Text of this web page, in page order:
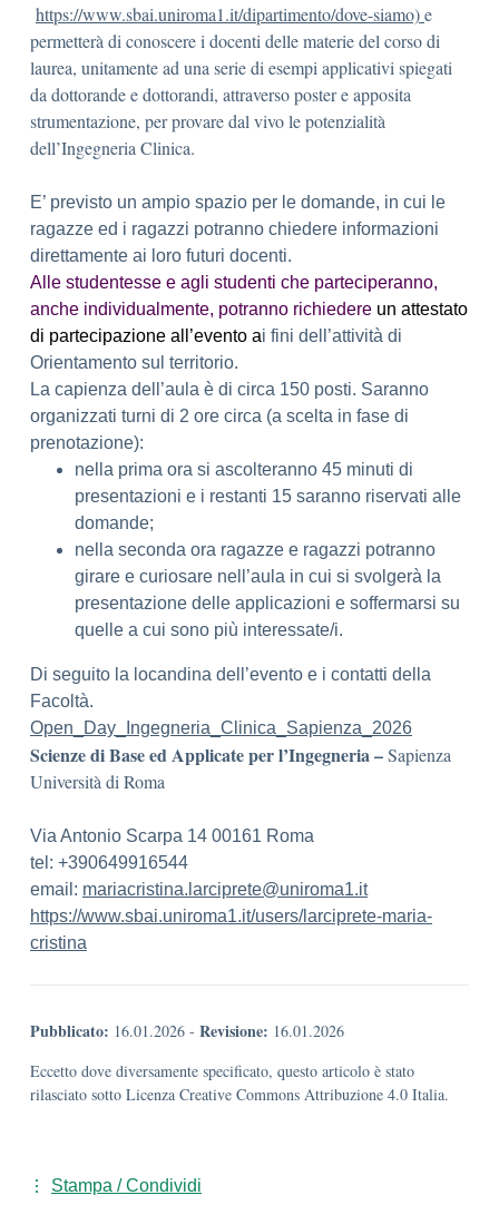
https://www.sbai.uniroma1.it/dipartimento/dove-siamo)e
permetterà di conoscere i docenti delle materie del corso di
laurea, unitamente ad una serie di esempi applicativi spiegati
da dottorande e dottorandi, attraverso poster e apposita
strumentazione, per provare dal vivo le potenzialità
dell’Ingegneria Clinica.
E’ previsto un ampio spazio per le domande, in cui le
ragazze ed i ragazzi potranno chiedere informazioni
direttamente ai loro futuri docenti.
Alle studentesse e agli studenti che parteciperanno,
anche individualmente, potranno richiedere un attestato
di partecipazione all’evento ai fini dell’attività di
Orientamento sul territorio.
La capienza dell’aula è di circa 150 posti. Saranno
organizzati turni di 2 ore circa (a scelta in fase di
prenotazione):
nella prima ora si ascolteranno 45 minuti di
presentazioni e i restanti 15 saranno riservati alle
domande;
nella seconda ora ragazze e ragazzi potranno
girare e curiosare nell’aula in cui si svolgerà la
presentazione delle applicazioni e soffermarsi su
quelle a cui sono più interessate/i.
Di seguito la locandina dell’evento e i contatti della
Facoltà.
Open_Day_Ingegneria_Clinica_Sapienza_2026
Scienze di Base ed Applicate per l’Ingegneria –Sapienza
Università di Roma
Via Antonio Scarpa 14 00161 Roma
tel: +390649916544
email: mariacristina. larciprete@uniroma1.it
https://www.sbai.uniroma1.it/users/larciprete-maria-
cristina
Pubblicato: 16.01.2026 - Revisione: 16.01.2026
Eccetto dove diversamente specificato, questo articolo è stato
rilasciato sotto Licenza Creative Commons Attribuzione 4.0 Italia.
Stampa / Condividi